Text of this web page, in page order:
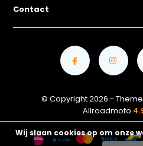
Contact
© Copyright 2026 -
Allroadmoto
Wij slaan cookies op om onze